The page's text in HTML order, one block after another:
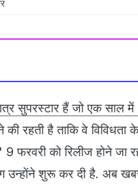
सुपरस्टार हैं जो एक साल
की रहती है ताकि वे
फरवरी को रिलीज होने जा
उन्होंने शुरू कर दी है. अब